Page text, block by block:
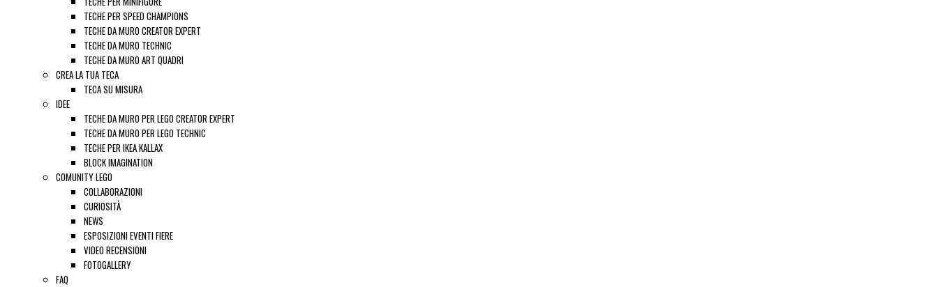
TECHE PER SPEED CHAMPIONS
TECHE DA MURO CREATOR EXPERT
TECHE DA MURO TECHNIC
TECHE DA MURO ART QUADRI
CREA LA TUA TECA
TECA SU MISURA
IDEE
TECHE DA MURO PER LEGO CREATOR EXPERT
TECHE DA MURO PER LEGO TECHNIC
TECHE PER IKEA KALLAX
BLOCK IMAGINATION
COMUNITY LEGO
COLLABORAZIONI
CURIOSITÀ
NEWS
ESPOSIZIONI EVENTI FIERE
VIDEO RECENSIONI
FOTOGALLERY
FAQ